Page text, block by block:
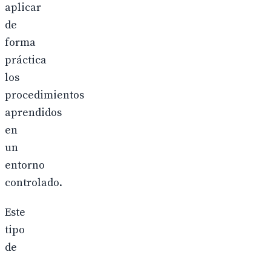
aplicar
de
forma
práctica
los
procedimientos
aprendidos
en
un
entorno
controlado.
Este
tipo
de